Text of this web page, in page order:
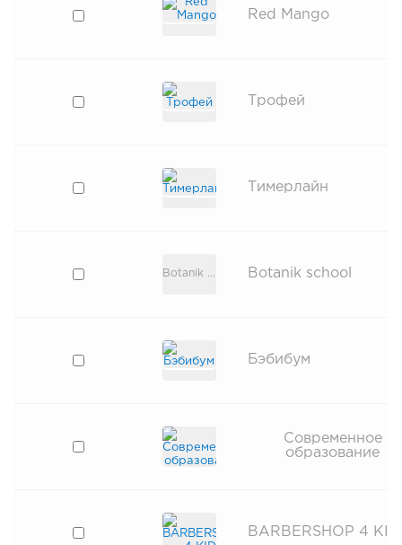
Red Mango
Трофей
Тимерлайн
Botanik school Botanik school
Бэбибум
Современное
образование
BARBERSHOP 4